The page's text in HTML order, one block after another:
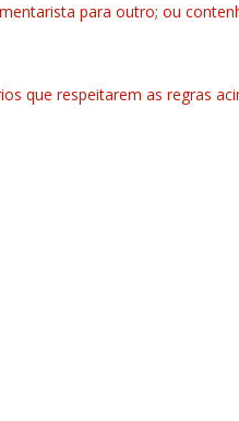
para outro; ou
que respeitarem as regras